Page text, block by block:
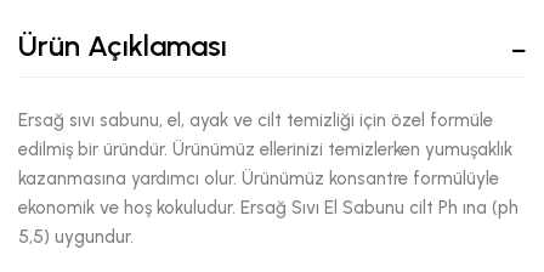
Ürün Açıklaması
Ersağ sıvı sabunu, el, ayak ve cilt temizliği için özel formüle
edilmiş bir üründür. Ürünümüz ellerinizi temizlerken yumuşaklık
kazanmasına yardımcı olur. Ürünümüz konsantre formülüyle
ekonomik ve hoş kokuludur. Ersağ Sıvı El Sabunu cilt Ph ına (ph
5,5) uygundur.